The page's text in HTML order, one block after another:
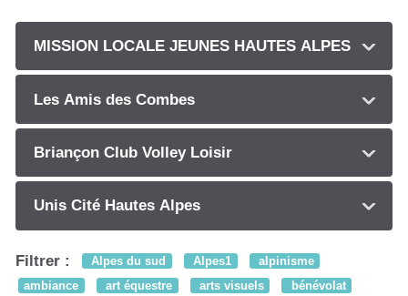
MISSION LOCALE JEUNES HAUTES ALPES
Les Amis des Combes
Briançon Club Volley Loisir
Unis Cité Hautes Alpes
Filtrer : Alpes du sud Alpes1
alpinisme
ambiance
art équestre arts visuels
bénévolat